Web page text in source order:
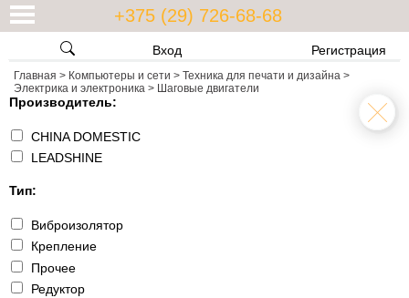
+375 (29) 726-68-68
Вход Регистрация
Главная > Компьютеры и сети > Техника для печати и дизайна >
Электрика и электроника > Шаговые двигатели
Производитель:
CHINA DOMESTIC
LEADSHINE
Тип:
Виброизолятор
Крепление
Прочее
Редуктор